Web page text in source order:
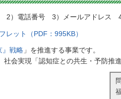
2）電話番号 3）メールアドレス
レット（PDF：995KB）
』戦略 」を推進する事業です。
会実現「認知症との共生・予防推進